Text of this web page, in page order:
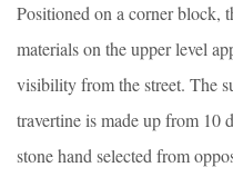
Positioned on a corner block,
materials on the upper level
visibility from the street. The
travertine is made up from 10
stone hand selected from